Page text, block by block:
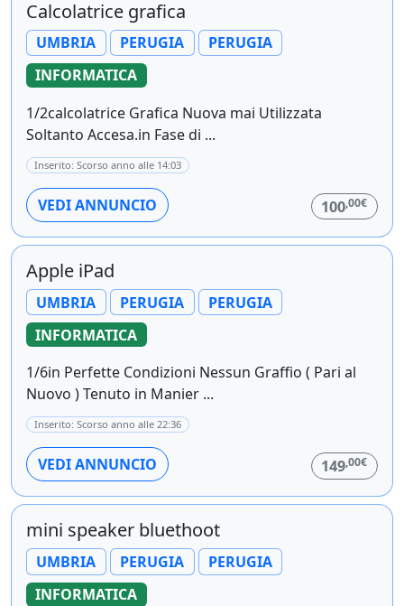
Calcolatrice grafica
UMBRIA PERUGIA
PERUGIA
INFORMATICA
1/2calcolatrice Grafica Nuova mai Utilizzata
Soltanto Accesa.in Fase di ...
Inserito: Scorso anno alle 14:03
VEDI ANNUNCIO 100,00€
Apple iPad
UMBRIA PERUGIA
PERUGIA
INFORMATICA
1/6in Perfette Condizioni Nessun Graffio ( Pari al
Nuovo ) Tenuto in Manier ...
Inserito: Scorso anno alle 22:36
VEDI ANNUNCIO 149,00€
mini speaker bluethoot
UMBRIA PERUGIA
PERUGIA
INFORMATICA